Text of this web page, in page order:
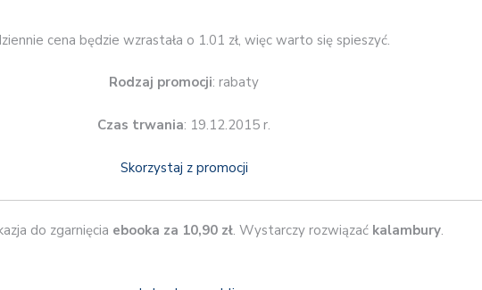
cena będzie wzrastała o 1.01 zł, więc warto się spieszyć.
Rodzaj promocji: rabaty
Czas trwania: 19.12.2015 r.
Skorzystaj z promocji
do zgarnięcia ebooka za 10,90 zł. Wystarczy rozwiązać kalambury.